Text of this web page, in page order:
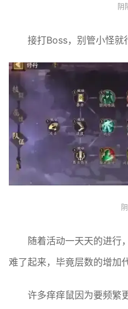
阴
接打Boss，别管小怪就
随着活动一天天的进行
难了起来，毕竟层数的增加
许多痒痒鼠因为要频繁